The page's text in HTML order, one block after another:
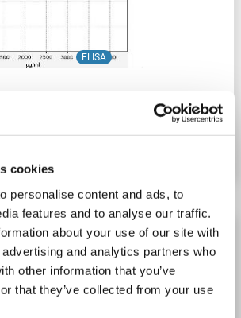
cookies
personalise content and ads, to
features and to analyse our traffic.
about your use of our site with
and analytics partners who
other information that you’ve
that they’ve collected from your use
ELISA
Colorimetric
Sandwich ELISA
pg/mL
Homogenate